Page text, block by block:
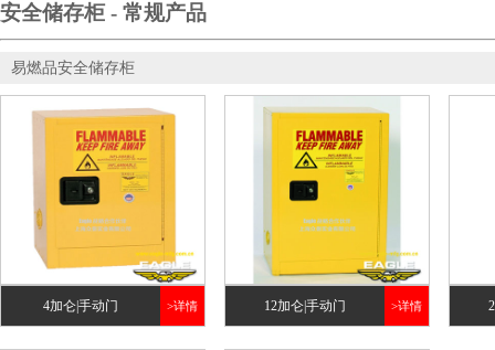
安全储存柜 - 常规产品
易燃品安全储存柜
4加仑|手动门 >详情 12加仑|手动门 >详情